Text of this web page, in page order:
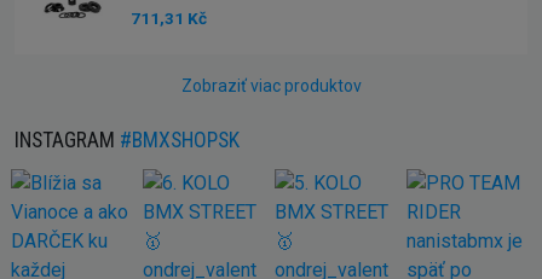
711,31 Kč
Zobraziť viac produktov
INSTAGRAM #BMXSHOPSK